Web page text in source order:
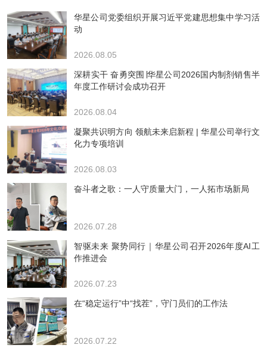
华星公司党委组织开展习近平党建思想集中学习活
动
2026.08.05
深耕实干 奋勇突围∣华星公司2026国内制剂销售半
年度工作研讨会成功召开
2026.08.04
凝聚共识明方向 领航未来启新程 | 华星公司举行文
化力专项培训
2026.08.03
奋斗者之歌：一人守质量大门，一人拓市场新局
2026.07.28
智驱未来 聚势同行｜华星公司召开2026年度AI工
作推进会
2026.07.23
在“稳定运行”中“找茬”，守门员们的工作法
2026.07.22